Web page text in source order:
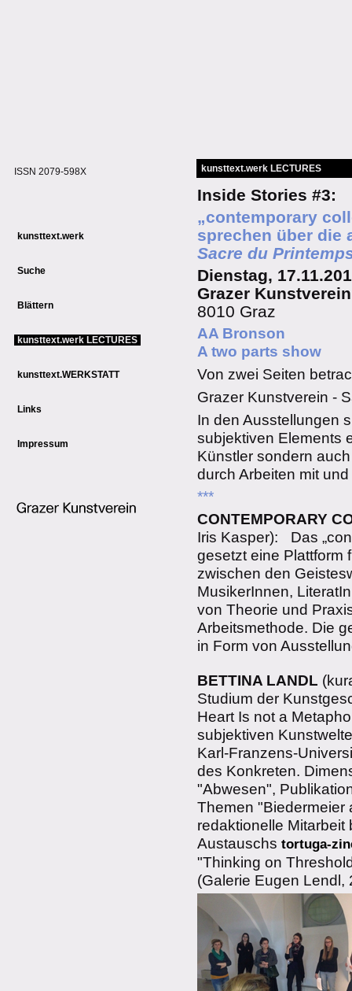
ISSN 2079-598X
kunsttext.werk
Suche
Blättern
kunsttext.werk LECTURES
kunsttext.WERKSTATT
Links
Impressum
kunsttext.werk LECTURES
Inside Stories #3:
„contemporary
sprechen über die
Sacre du
Dienstag,
Grazer Kunstverein
8010 Graz
AA Bronson
A two parts show
Von zwei Seiten
Grazer Kunstverein -
In den Ausstellungen
subjektiven Elements
Künstler sondern
durch Arbeiten mit
***
CONTEMPORARY
Iris Kasper): Das
gesetzt eine Plattform
zwischen den
MusikerInnen,
von Theorie und
Arbeitsmethode. Die
in Form von
BETTINA LANDL
Studium der
Heart Is not a
subjektiven
Karl-Franzens-
des Konkreten.
"Abwesen",
Themen "Biedermeier
redaktionelle Mitarbeit
Austauschs tortuga-
"Thinking on
(Galerie Eugen Lendl,